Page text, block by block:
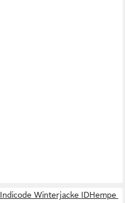
Indicode Winterjacke IDHempe